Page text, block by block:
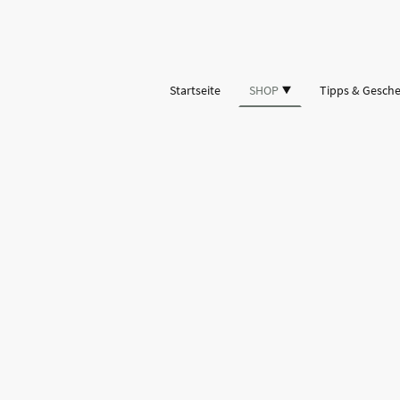
Startseite SHOP Tipps &